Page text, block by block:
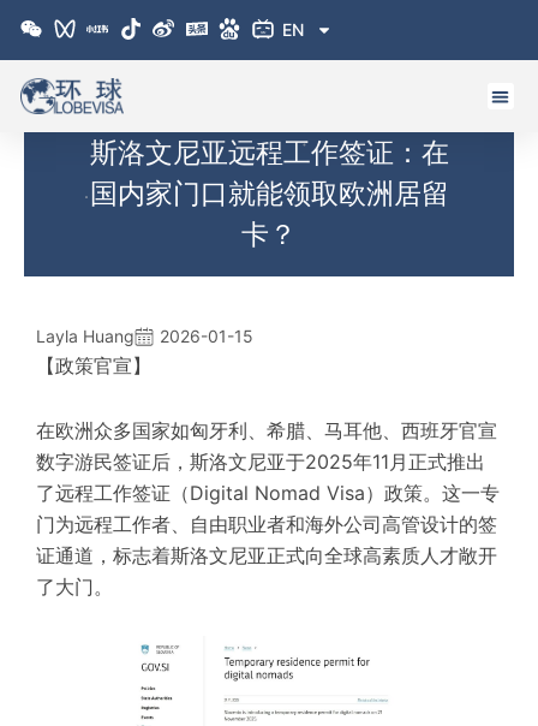
EN
斯洛文尼亚远程工作签证：在
国内家门口就能领取欧洲居留
卡？
Layla Huang 2026-01-15
【政策官宣】
在欧洲众多国家如匈牙利、希腊、马耳他、西班牙官宣
数字游民签证后，斯洛文尼亚于2025年11月正式推出
了远程工作签证（Digital Nomad Visa）政策。这一专
门为远程工作者、自由职业者和海外公司高管设计的签
证通道，标志着斯洛文尼亚正式向全球高素质人才敞开
了大门。